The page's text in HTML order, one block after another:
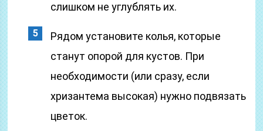
слишком не углублять их.
Рядом установите колья, которые
станут опорой для кустов. При
необходимости (или сразу, если
хризантема высокая) нужно подвязать
цветок.